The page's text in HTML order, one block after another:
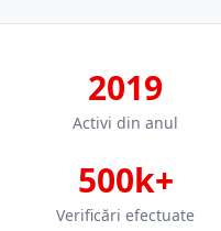
2019
Activi din anul
500k+
Verificări efectuate